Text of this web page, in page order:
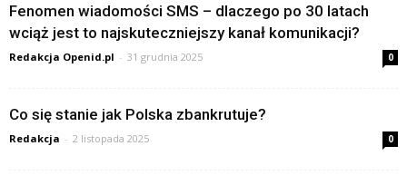
Fenomen wiadomości SMS – dlaczego po 30 latach
wciąż jest to najskuteczniejszy kanał komunikacji?
Redakcja Openid.pl - 31 grudnia 2025 0
Co się stanie jak Polska zbankrutuje?
Redakcja - 2 listopada 2025 0